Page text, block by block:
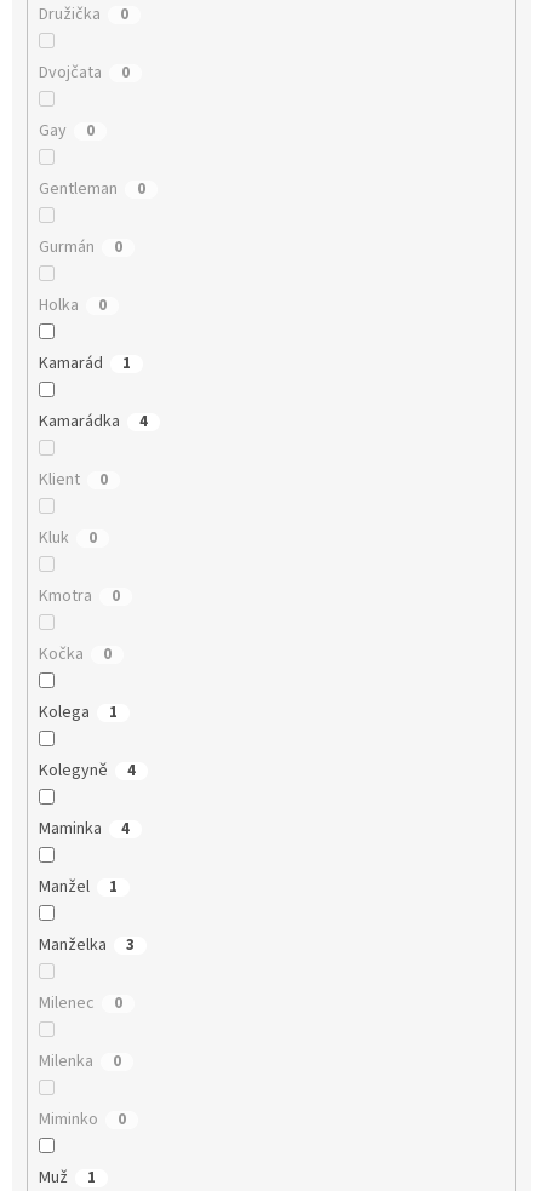
Družička 0
Dvojčata 0
Gay 0
Gentleman 0
Gurmán 0
Holka 0
Kamarád 1
Kamarádka 4
Klient 0
Kluk 0
Kmotra 0
Kočka 0
Kolega 1
Kolegyně 4
Maminka 4
Manžel 1
Manželka 3
Milenec 0
Milenka 0
Miminko 0
Muž 1